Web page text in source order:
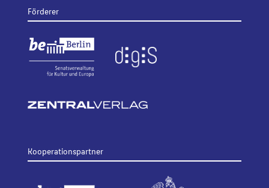
Förderer
Kooperationspartner